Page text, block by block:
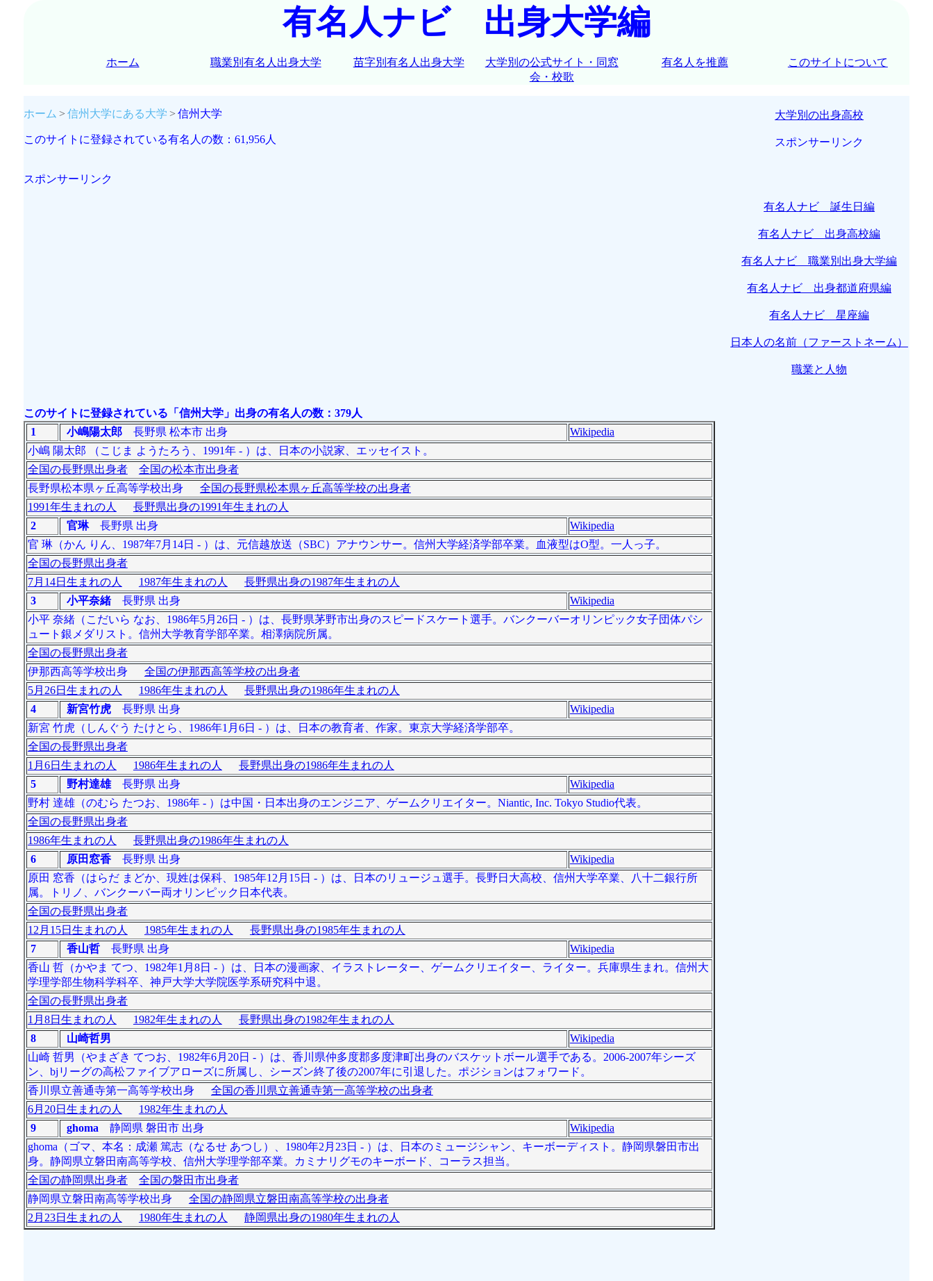
有名人ナビ 出身大学編
ホーム 職業別有名人出身大学 苗字別有名人出身大学
大学別の公式サイト・同窓
会・校歌
有名人を推薦 このサイトについて
ホーム 信州大学にある大学 信州大学
このサイトに登録されている有名人の数：61,956人
スポンサーリンク
このサイトに登録されている「信州大学」出身の有名人の数：379人
1
小嶋陽太郎長野県 松本市 出身
Wikipedia
小嶋 陽太郎 （こじま ようたろう、1991年 - ）は、日本の小説家、エッセイスト。
全国の長野県出身者
全国の松本市出身者
長野県松本県ヶ丘高等学校出身 全国の長野県松本県ヶ丘高等学校の出身者
1991年生まれの人
長野県出身の1991年生まれの人
2
官琳長野県 出身
Wikipedia
官 琳（かん りん、1987年7月14日 - ）は、元信越放送（SBC）アナウンサー。信州大学経済学部卒業。血液型はO型。一人っ子。
全国の長野県出身者
7月14日生まれの人
1987年生まれの人
長野県出身の1987年生まれの人
3
小平奈緒長野県 出身
Wikipedia
小平 奈緒（こだいら なお、1986年5月26日 - ）は、長野県茅野市出身のスピードスケート選手。バンクーバーオリンピック女子団体パシ
ュート銀メダリスト。信州大学教育学部卒業。相澤病院所属。
全国の長野県出身者
伊那西高等学校出身 全国の伊那西高等学校の出身者
5月26日生まれの人
1986年生まれの人
長野県出身の1986年生まれの人
4
新宮竹虎長野県 出身
Wikipedia
新宮 竹虎（しんぐう たけとら、1986年1月6日 - ）は、日本の教育者、作家。東京大学経済学部卒。
全国の長野県出身者
1月6日生まれの人
1986年生まれの人
長野県出身の1986年生まれの人
5
野村達雄長野県 出身
Wikipedia
野村 達雄（のむら たつお、1986年 - ）は中国・日本出身のエンジニア、ゲームクリエイター。Niantic, Inc. Tokyo Studio代表。
全国の長野県出身者
1986年生まれの人
長野県出身の1986年生まれの人
6
原田窓香長野県 出身
Wikipedia
原田 窓香（はらだ まどか、現姓は保科、1985年12月15日 - ）は、日本のリュージュ選手。長野日大高校、信州大学卒業、八十二銀行所
属。トリノ、バンクーバー両オリンピック日本代表。
全国の長野県出身者
12月15日生まれの人
1985年生まれの人
長野県出身の1985年生まれの人
7
香山哲長野県 出身
Wikipedia
香山 哲（かやま てつ、1982年1月8日 - ）は、日本の漫画家、イラストレーター、ゲームクリエイター、ライター。兵庫県生まれ。信州大
学理学部生物科学科卒、神戸大学大学院医学系研究科中退。
全国の長野県出身者
1月8日生まれの人
1982年生まれの人
長野県出身の1982年生まれの人
8
山崎哲男
Wikipedia
山崎 哲男（やまざき てつお、1982年6月20日 - ）は、香川県仲多度郡多度津町出身のバスケットボール選手である。2006-2007年シーズ
ン、bjリーグの高松ファイブアローズに所属し、シーズン終了後の2007年に引退した。ポジションはフォワード。
香川県立善通寺第一高等学校出身 全国の香川県立善通寺第一高等学校の出身者
6月20日生まれの人
1982年生まれの人
9
ghoma 静岡県 磐田市 出身
Wikipedia
ghoma（ゴマ、本名：成瀬 篤志（なるせ あつし）、1980年2月23日 - ）は、日本のミュージシャン、キーボーディスト。静岡県磐田市出
身。静岡県立磐田南高等学校、信州大学理学部卒業。カミナリグモのキーボード、コーラス担当。
全国の静岡県出身者
全国の磐田市出身者
静岡県立磐田南高等学校出身 全国の静岡県立磐田南高等学校の出身者
2月23日生まれの人
1980年生まれの人 静岡県出身の1980年生まれの人
大学別の出身高校
スポンサーリンク
有名人ナビ 誕生日編
有名人ナビ 出身高校編
有名人ナビ 職業別出身大学編
有名人ナビ 出身都道府県編
有名人ナビ 星座編
日本人の名前（ファーストネーム）
職業と人物